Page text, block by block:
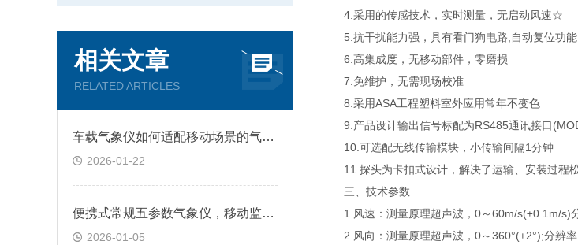
相关文章
RELATED ARTICLES
车载气象仪如何适配移动场景的气象监测需求?
2026-01-22
便携式常规五参数气象仪，移动监测靠谱吗?
2026-01-05
4.采用的传感技术，实时测量，无启动风速☆
5.抗干扰能力强，具有看门狗电路,自动复位功能
6.高集成度，无移动部件，零磨损
7.免维护，无需现场校准
8.采用ASA工程塑料室外应用常年不变色
9.产品设计输出信号标配为RS485通讯接口
10.可选配无线传输模块，小传输间隔1分钟
11.探头为卡扣式设计，解决了运输、安装过程
三、技术参数
1.风速：测量原理超声波，0～60m/s(±0.1m/s)
2.风向：测量原理超声波，0～360°(±2°);分辨率